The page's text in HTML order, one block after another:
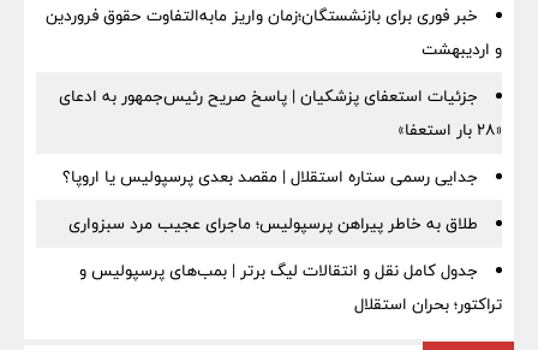
خبر فوری برای بازنشستگان؛زمان واریز مابه‌التفاوت حقوق فروردین
و اردیبهشت
جزئیات استعفای پزشکیان | پاسخ صریح رئیس‌جمهور به ادعای
«۲۸ بار استعفا»
جدایی رسمی ستاره استقلال | مقصد بعدی پرسپولیس یا اروپا؟
طلاق به خاطر پیراهن پرسپولیس؛ ماجرای عجیب مرد سبزواری
جدول کامل نقل و انتقالات لیگ برتر | بمب‌های پرسپولیس و
تراکتور؛ بحران استقلال